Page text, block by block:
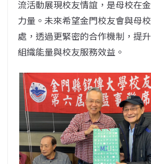
流活動展現校友情誼，是母校在
力量。未來希望金門校友會與母
處，透過更緊密的合作機制，提
組織能量與校友服務效益。